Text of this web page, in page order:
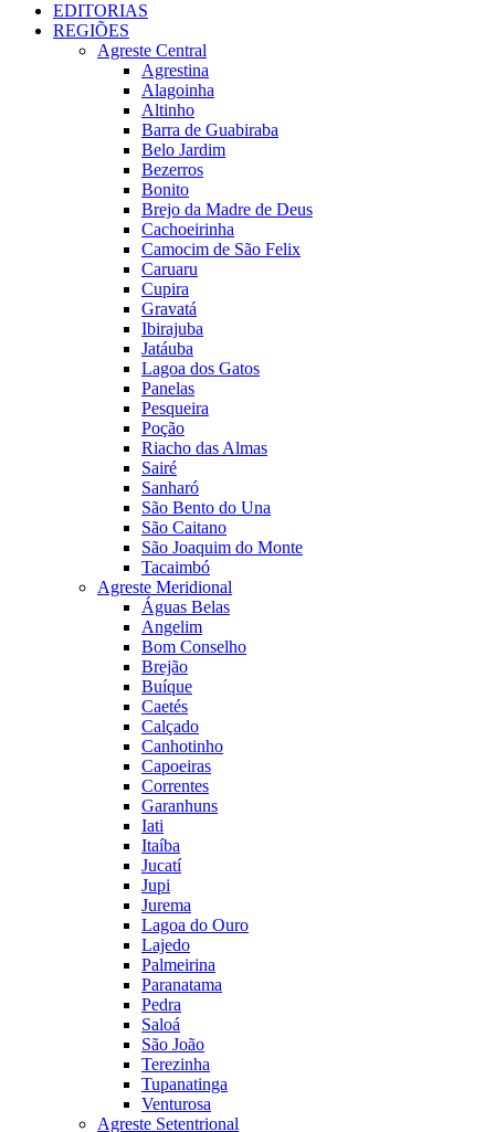
EDITORIAS
REGIÕES
Agreste Central
Agrestina
Alagoinha
Altinho
Barra de Guabiraba
Belo Jardim
Bezerros
Bonito
Brejo da Madre de Deus
Cachoeirinha
Camocim de São Felix
Caruaru
Cupira
Gravatá
Ibirajuba
Jatáuba
Lagoa dos Gatos
Panelas
Pesqueira
Poção
Riacho das Almas
Sairé
Sanharó
São Bento do Una
São Caitano
São Joaquim do Monte
Tacaimbó
Agreste Meridional
Águas Belas
Angelim
Bom Conselho
Brejão
Buíque
Caetés
Calçado
Canhotinho
Capoeiras
Correntes
Garanhuns
Iati
Itaíba
Jucatí
Jupi
Jurema
Lagoa do Ouro
Lajedo
Palmeirina
Paranatama
Pedra
Saloá
São João
Terezinha
Tupanatinga
Venturosa
Agreste Setentrional